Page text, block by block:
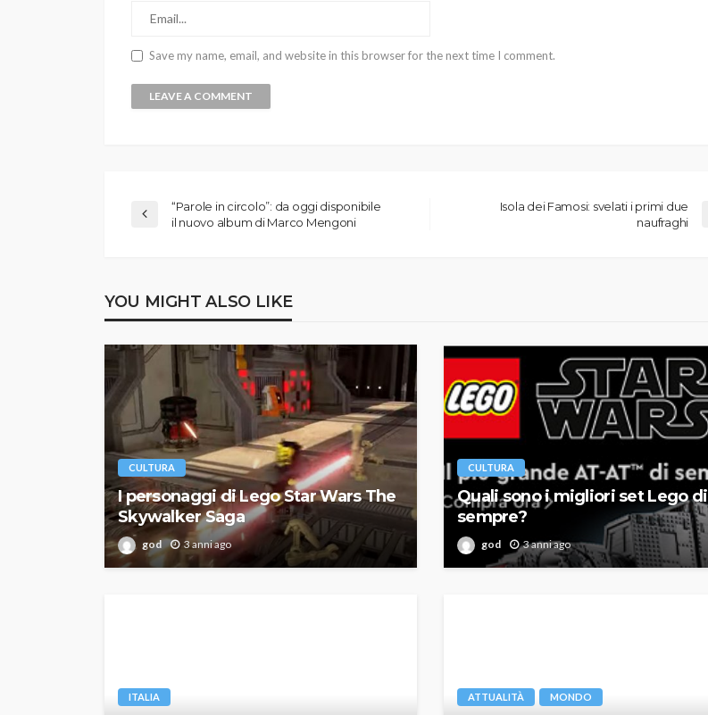
Save my name, email, and website in this browser for the next time I comment.
“Parole in circolo”: da oggi disponibile
il nuovo album di Marco Mengoni
Isola dei Famosi: svelati i primi due
naufraghi
YOU MIGHT ALSO LIKE
CULTURA
I personaggi di Lego Star Wars The
Skywalker Saga
god 3 anni ago
CULTURA
Quali sono i migliori set Lego di
sempre?
god 3 anni ago
ITALIA ATTUALITÀ MONDO